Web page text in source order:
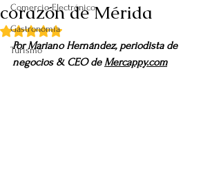
Comercio Electrónico
Gastronomía
Turismo
corazón de Mérida
Obtuvo NaN de 5 estrellas.
Por Mariano Hernández, periodista de
negocios & CEO de Mercappy.com